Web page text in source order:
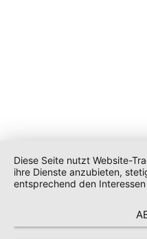
Diese Seite nutzt Website-
ihre Dienste anzubieten,
entsprechend den